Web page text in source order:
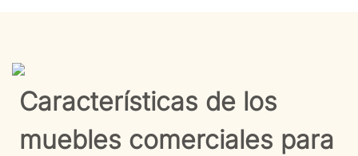
Características de los
muebles comerciales para